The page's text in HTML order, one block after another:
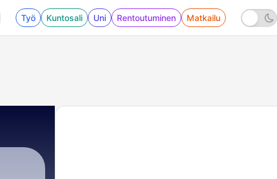
Työ Kuntosali Uni Rentoutuminen Matkailu